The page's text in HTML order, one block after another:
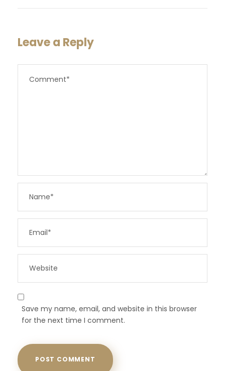
Leave a Reply
Save my name, email, and website in this browser
for the next time I comment.